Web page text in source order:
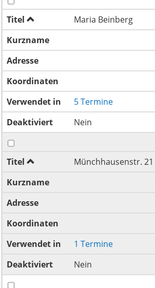
Titel
Maria Beinberg
Kurzname
Adresse
Koordinaten
Verwendet in
5 Termine
Deaktiviert
Nein
Titel
Münchhausenstr.
Kurzname
Adresse
Koordinaten
Verwendet in
1 Termine
Deaktiviert
Nein